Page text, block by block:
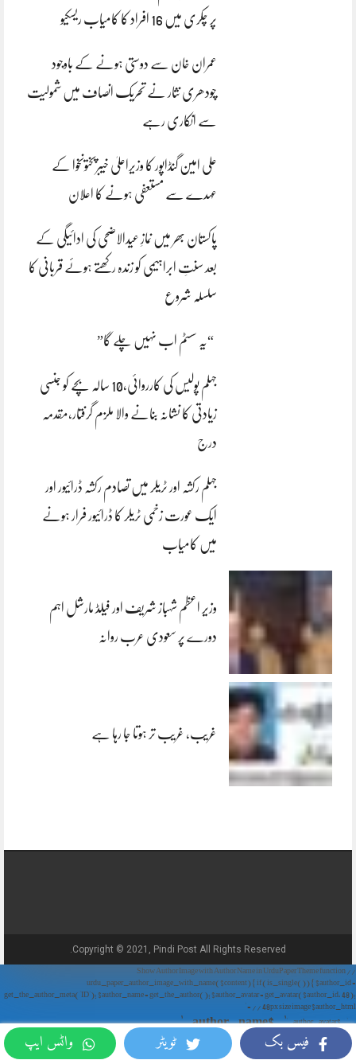
فیس بک ٹویٹر واٹس ایپ
پر چکری میں 16 افراد کا کامیاب ریسکیو
عمران خان سے دوستی ہونے کے باوجود
چودھری نثار نے تحریک انصاف میں شمولیت
سے انکاری رہے
علی امین گنڈاپور کا وزیراعلیٰ خیبرپختونخوا کے
عہدے سے مستعفی ہونے کا اعلان
پاکستان بھر میں نمازِ عیدالاضحی کی ادائیگی کے
بعد سنتِ ابراہیمی کو زندہ رکھتے ہوئے قربانی کا
سلسلہ شروع
“یہ سسٹم اب نہیں چلے گا”
جہلم پولیس کی کارروائی،10 سالہ بچے کو جنسی
زیادتی کا نشانہ بنانے والا ملزم گرفتار،مقدمہ
درج
جہلم رکشہ اور ٹریلر میں تصادم رکشہ ڈرائیور اور
ایک عورت زخمی ٹریلر کا ڈرائیور فرار ہونے
میں کامیاب
وزیر اعظم شہباز شریف اور فیلڈ مارشل اہم
دورے پر سعودی عرب روانہ
غریب، غریب تر ہوتا جا رہا ہے
Copyright © 2021, Pindi Post All Rights Reserved.
// Show Author Image with Author Name in UrduPaper Theme function
urdu_paper_author_image_with_name($content) { if (is_single()) { $author_id =
get_the_author_meta('ID'); $author_name = get_the_author(); $author_avatar = get_avatar($author_id, 48);
// 48px size image $author_html = '
' . $author_avatar . '
' . $author_name . '
'; return $author_html . $content; } return $content; } add_filter('the_content',
'urdu_paper_author_image_with_name');